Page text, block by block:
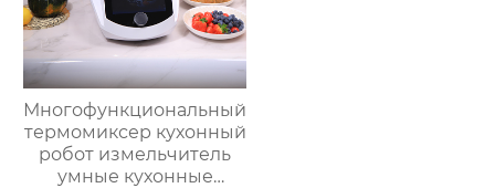
Многофункциональный
термомиксер кухонный
робот измельчитель
умные кухонные